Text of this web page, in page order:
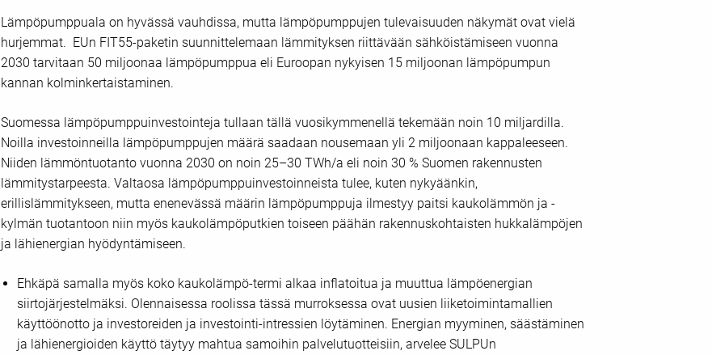
Lämpöpumppuala on hyvässä vauhdissa, mutta lämpöpumppujen tulevaisuuden näkymät ovat vielä
hurjemmat. EUn FIT55-paketin suunnittelemaan lämmityksen riittävään sähköistämiseen vuonna
2030 tarvitaan 50 miljoonaa lämpöpumppua eli Euroopan nykyisen 15 miljoonan lämpöpumpun
kannan kolminkertaistaminen.
Suomessa lämpöpumppuinvestointeja tullaan tällä vuosikymmenellä tekemään noin 10 miljardilla.
Noilla investoinneilla lämpöpumppujen määrä saadaan nousemaan yli 2 miljoonaan kappaleeseen.
Niiden lämmöntuotanto vuonna 2030 on noin 25–30 TWh/a eli noin 30 % Suomen rakennusten
lämmitystarpeesta. Valtaosa lämpöpumppuinvestoinneista tulee, kuten nykyäänkin,
erillislämmitykseen, mutta enenevässä määrin lämpöpumppuja ilmestyy paitsi kaukolämmön ja -
kylmän tuotantoon niin myös kaukolämpöputkien toiseen päähän rakennuskohtaisten hukkalämpöjen
ja lähienergian hyödyntämiseen.
Ehkäpä samalla myös koko kaukolämpö-termi alkaa inflatoitua ja muuttua lämpöenergian
siirtojärjestelmäksi. Olennaisessa roolissa tässä murroksessa ovat uusien liiketoimintamallien
käyttöönotto ja investoreiden ja investointi-intressien löytäminen. Energian myyminen, säästäminen
ja lähienergioiden käyttö täytyy mahtua samoihin palvelutuotteisiin, arvelee SULPUn